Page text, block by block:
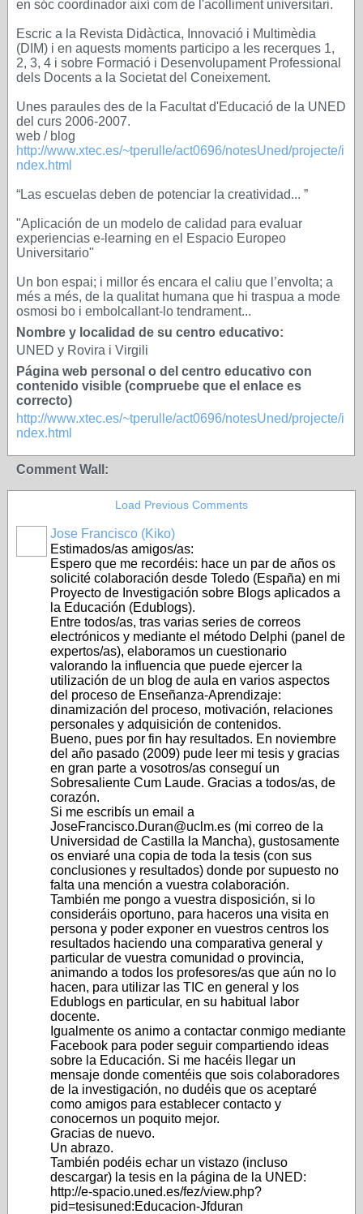
en sóc coordinador així com de l'acolliment universitari.
Escric a la Revista Didàctica, Innovació i Multimèdia
(DIM) i en aquests moments participo a les recerques 1,
2, 3, 4 i sobre Formació i Desenvolupament Professional
dels Docents a la Societat del Coneixement.
Unes paraules des de la Facultat d'Educació de la UNED
del curs 2006-2007.
web / blog
http://www.xtec.es/~tperulle/act0696/notesUned/projecte/i
ndex.html
“Las escuelas deben de potenciar la creatividad... ”
"Aplicación de un modelo de calidad para evaluar
experiencias e-learning en el Espacio Europeo
Universitario"
Un bon espai; i millor és encara el caliu que l’envolta; a
més a més, de la qualitat humana que hi traspua a mode
osmosi bo i embolcallant-lo tendrament...
Nombre y localidad de su centro educativo:
UNED y Rovira i Virgili
Página web personal o del centro educativo con
contenido visible (compruebe que el enlace es
correcto)
http://www.xtec.es/~tperulle/act0696/notesUned/projecte/i
ndex.html
Comment Wall:
Load Previous Comments
Jose Francisco (Kiko)
Estimados/as amigos/as:
Espero que me recordéis: hace un par de años os
solicité colaboración desde Toledo (España) en mi
Proyecto de Investigación sobre Blogs aplicados a
la Educación (Edublogs).
Entre todos/as, tras varias series de correos
electrónicos y mediante el método Delphi (panel de
expertos/as), elaboramos un cuestionario
valorando la influencia que puede ejercer la
utilización de un blog de aula en varios aspectos
del proceso de Enseñanza-Aprendizaje:
dinamización del proceso, motivación, relaciones
personales y adquisición de contenidos.
Bueno, pues por fin hay resultados. En noviembre
del año pasado (2009) pude leer mi tesis y gracias
en gran parte a vosotros/as conseguí un
Sobresaliente Cum Laude. Gracias a todos/as, de
corazón.
Si me escribís un email a
JoseFrancisco.Duran@uclm.es (mi correo de la
Universidad de Castilla la Mancha), gustosamente
os enviaré una copia de toda la tesis (con sus
conclusiones y resultados) donde por supuesto no
falta una mención a vuestra colaboración.
También me pongo a vuestra disposición, si lo
consideráis oportuno, para haceros una visita en
persona y poder exponer en vuestros centros los
resultados haciendo una comparativa general y
particular de vuestra comunidad o provincia,
animando a todos los profesores/as que aún no lo
hacen, para utilizar las TIC en general y los
Edublogs en particular, en su habitual labor
docente.
Igualmente os animo a contactar conmigo mediante
Facebook para poder seguir compartiendo ideas
sobre la Educación. Si me hacéis llegar un
mensaje donde comentéis que sois colaboradores
de la investigación, no dudéis que os aceptaré
como amigos para establecer contacto y
conocernos un poquito mejor.
Gracias de nuevo.
Un abrazo.
También podéis echar un vistazo (incluso
descargar) la tesis en la página de la UNED:
http://e-spacio.uned.es/fez/view.php?
pid=tesisuned:Educacion-Jfduran